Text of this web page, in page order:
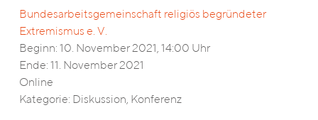
TRANSPARENZ
VERANSTALTUNGEN
PUBLIKATIONEN
SPENDEN
religiös
begründetem
Extremismus
Bundesarbeitsgemeinschaft religiös begründeter
Extremismus e. V.
Beginn: 10. November 2021, 14:00 Uhr
Ende: 11. November 2021
Online
Kategorie: Diskussion, Konferenz